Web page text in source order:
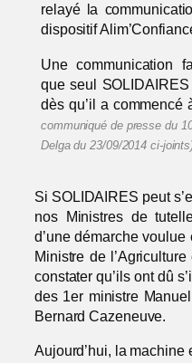
relayé la
dispositif
Une communication
que seul
dès qu’il a commencé
communiqué de presse du
Delga du 23/09/2014 ci-
Si SOLIDAIRES peut
nos Ministres de
d’une démarche
Ministre de
constater qu’ils ont dû
des 1er ministre
Bernard Cazeneuve.
Aujourd’hui, la machine